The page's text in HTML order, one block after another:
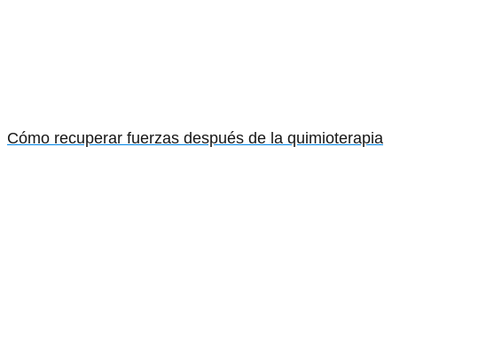
Cómo recuperar fuerzas después de la quimioterapia